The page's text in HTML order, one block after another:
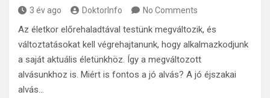
3 év ago DoktorInfo No Comments
Az életkor előrehaladtával testünk megváltozik, és
változtatásokat kell végrehajtanunk, hogy alkalmazkodjunk
a saját aktuális életünkhöz. Így a megváltozott
alvásunkhoz is. Miért is fontos a jó alvás? A jó éjszakai
alvás…